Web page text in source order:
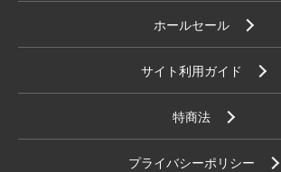
ホールセール
サイト利用ガイド
特商法
プライバシーポリシー